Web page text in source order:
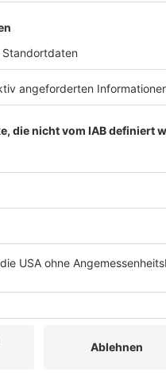
Die Superheldenserie "The
Anzeige
Anzeige
Jeder kennt die Serie oder
einen riesigen Erfolg und
solche Telenovela abfahren.
Zu sehen auf: Netflix